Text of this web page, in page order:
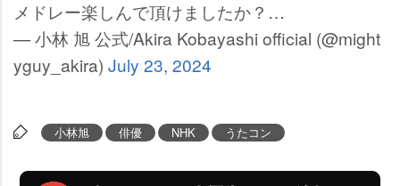
メドレー楽しんで頂けましたか？…
— 小林 旭 公式/Akira Kobayashi official (@might
yguy_akira) July 23, 2024
小林旭 俳優 NHK うたコン